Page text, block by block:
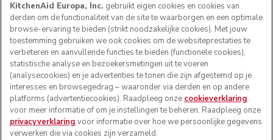
KitchenAid Europa, Inc. gebruikt eigen cookies en cookies van
derden om de functionaliteit van de site te waarborgen en een optimale
browse-ervaring te bieden (strikt noodzakelijke cookies). Met jouw
toestemming gebruiken we ook cookies om de websiteprestaties te
verbeteren en aanvullende functies te bieden (functionele cookies),
statistische analyse en bezoekersmetingen uit te voeren
(analysecookies) en je advertenties te tonen die zijn afgestemd op je
interesses en browsegedrag – waaronder via derden en op andere
platforms (advertentiecookies). Raadpleeg onze cookieverklaring
voor meer informatie of om je instellingen te beheren. Raadpleeg onze
privacyverklaring voor informatie over hoe we persoonlijke gegevens
verwerken die via cookies zijn verzameld.